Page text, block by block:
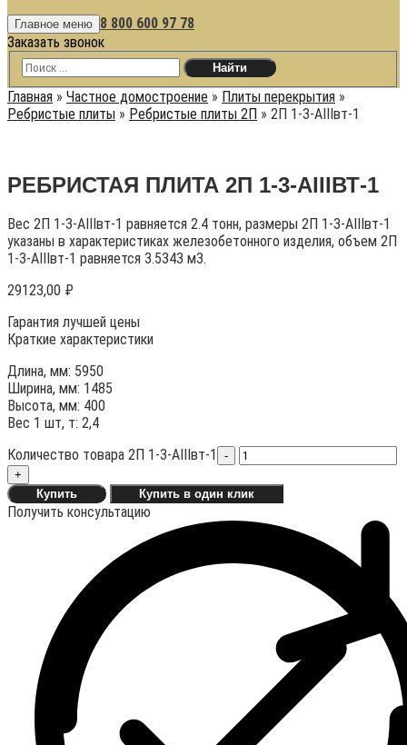
Главное меню 8 800 600 97 78
Заказать звонок
Главная » Частное домостроение » Плиты перекрытия »
Ребристые плиты » Ребристые плиты 2П » 2П 1-3-АIIIвт-1
РЕБРИСТАЯ ПЛИТА 2П 1-3-АIIIВТ-1
Вес 2П 1-3-АIIIвт-1 равняется 2.4 тонн, размеры 2П 1-3-АIIIвт-1
указаны в характеристиках железобетонного изделия, объем 2П
1-3-АIIIвт-1 равняется 3.5343 м3.
29123,00 ₽
Гарантия лучшей цены
Краткие характеристики
Длина, мм: 5950
Ширина, мм: 1485
Высота, мм: 400
Вес 1 шт, т: 2,4
Количество товара 2П 1-3-АIIIвт-1
-
+
Купить
Купить в один клик
Получить консультацию